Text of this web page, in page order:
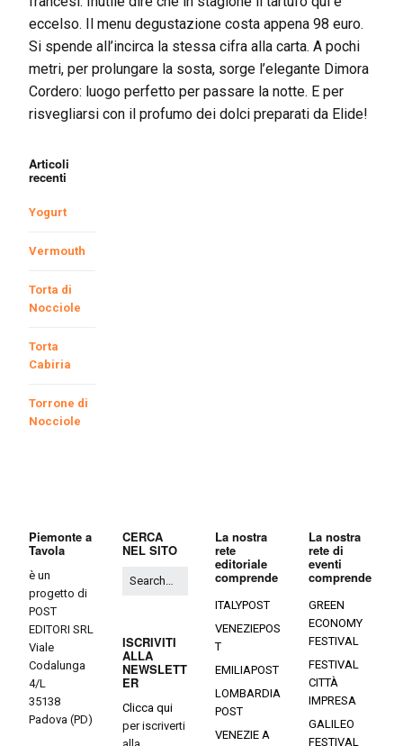
eccelso. Il menu degustazione costa appena 98 euro.
Si spende all’incirca la stessa cifra alla carta. A pochi
metri, per prolungare la sosta, sorge l’elegante Dimora
Cordero: luogo perfetto per passare la notte. E per
risvegliarsi con il profumo dei dolci preparati da Elide!
Articoli
recenti
Yogurt
Vermouth
Torta di
Nocciole
Torta
Cabiria
Torrone di
Nocciole
Piemonte a
Tavola
è un
progetto di
POST
EDITORI SRL
Viale
Codalunga
4/L
35138
Padova (PD)
CERCA
NEL SITO
ISCRIVITI
ALLA
NEWSLETT
ER
Clicca qui
per iscriverti
La nostra
rete
editoriale
comprende
ITALYPOST
VENEZIEPOS
T
EMILIAPOST
LOMBARDIA
POST
VENEZIE A
La nostra
rete di
eventi
comprende
GREEN
ECONOMY
FESTIVAL
FESTIVAL
CITTÀ
IMPRESA
GALILEO
FESTIVAL